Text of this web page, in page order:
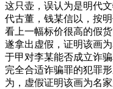
这只壶，误认为是明代
代古董，钱某信以，按
看上一幅标价很高的假
遂拿出虚假，证明该画
于甲对李某能否成立诈
完全合适诈骗罪的犯罪
为，虚假证明该画为名